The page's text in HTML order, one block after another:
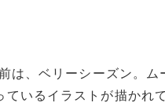
は、ベリーシーズン。ム
ているイラストが描かれ